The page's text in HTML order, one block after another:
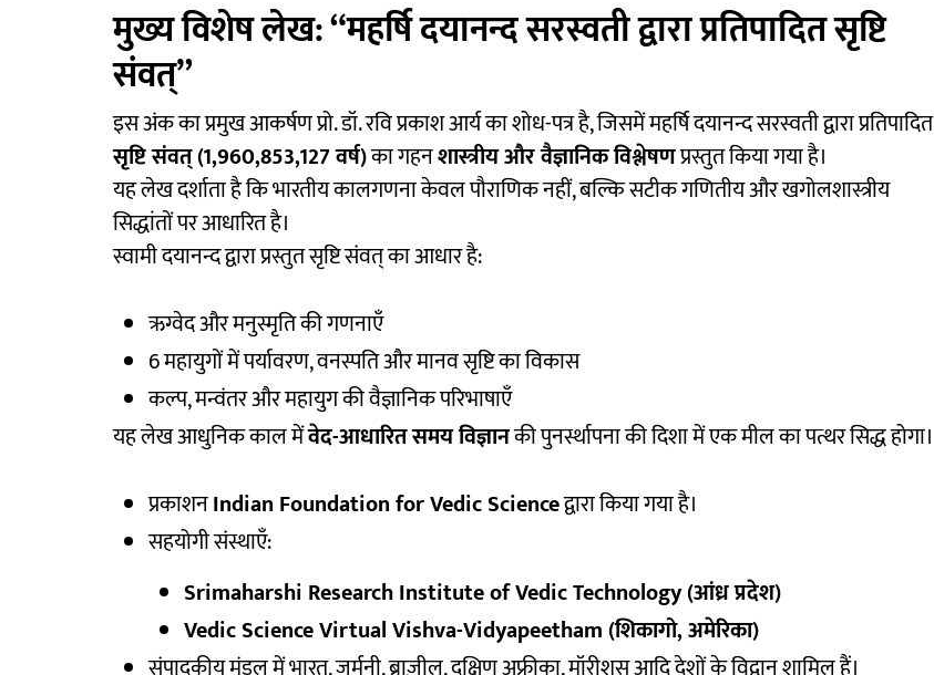
मुख्य विशेष लेख: “महर्षि दयानन्द सरस्वती द्वारा प्रतिपादित सृष्टि
संवत्”
इस अंक का प्रमुख आकर्षण प्रो. डॉ. रवि प्रकाश आर्य का शोध-पत्र है, जिसमें महर्षि दयानन्द सरस्वती द्वारा प्रतिपादित
सृष्टि संवत् (1,960,853,127 वर्ष)का गहनशास्त्रीय और वैज्ञानिक विश्लेषणप्रस्तुत किया गया है।
यह लेख दर्शाता है कि भारतीय कालगणना केवल पौराणिक नहीं, बल्कि सटीक गणितीय और खगोलशास्त्रीय
सिद्धांतों पर आधारित है।
स्वामी दयानन्द द्वारा प्रस्तुत सृष्टि संवत् का आधार है:
ऋग्वेद और मनुस्मृति की गणनाएँ
6 महायुगों में पर्यावरण, वनस्पति और मानव सृष्टि का विकास
कल्प, मन्वंतर और महायुग की वैज्ञानिक परिभाषाएँ
यह लेख आधुनिक काल मेंवेद-आधारित समय विज्ञानकी पुनर्स्थापना की दिशा में एक मील का पत्थर सिद्ध होगा।
प्रकाशनIndian Foundation for Vedic Scienceद्वारा किया गया है।
सहयोगी संस्थाएँ:
Srimaharshi Research Institute of Vedic Technology (आंध्र प्रदेश)
Vedic Science Virtual Vishva-Vidyapeetham (शिकागो, अमेरिका)